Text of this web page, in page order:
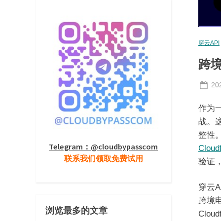
穿云API
跨
作为
战。
整性
验证
穿云
跨境
Telegram：@cloudbypasscom
联系我们领取免费试用
浏览最多的文章